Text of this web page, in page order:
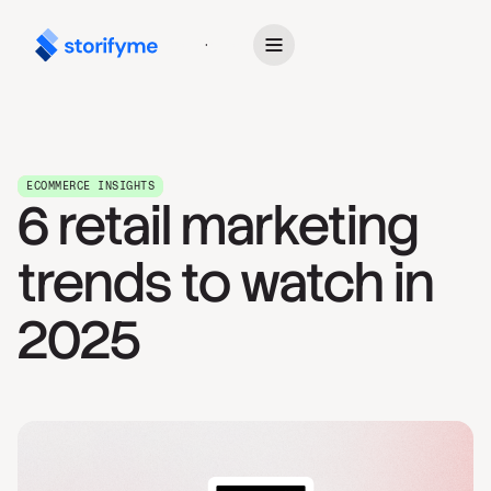
Get Started
ECOMMERCE INSIGHTS
6 retail marketing
trends to watch in
2025